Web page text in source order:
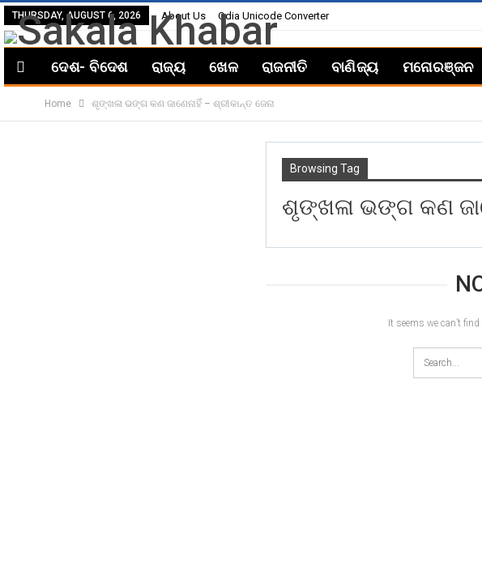
THURSDAY, AUGUST 6, 2026 About Us Odia Unicode Converter
ଦେଶ- ବିଦେଶ ରାଜ୍ୟ ଖେଳ ରାଜନୀତି ବାଣିଜ୍ୟ ମନୋରଞ୍ଜନ
Home ଶୃଙ୍ଖଳା ଭଙ୍ଗ କଣ ଜାଣେନାହିଁ – ଶ୍ରୀକାନ୍ତ ଜେନା
Browsing Tag
ଶୃଙ୍ଖଳା ଭଙ୍ଗ କଣ
It seems we can’t